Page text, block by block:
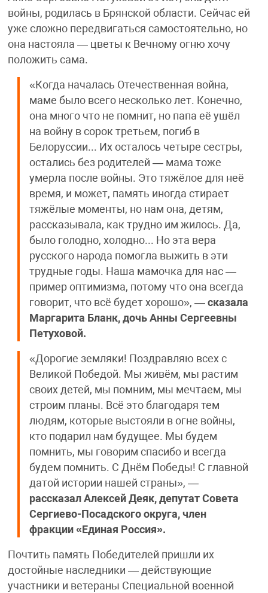
войны, родилась в Брянской области. Сейчас ей
уже сложно передвигаться самостоятельно, но
она настояла — цветы к Вечному огню хочу
положить сама.
«Когда началась Отечественная война,
маме было всего несколько лет. Конечно,
она много что не помнит, но папа её ушёл
на войну в сорок третьем, погиб в
Белоруссии... Их осталось четыре сестры,
остались без родителей — мама тоже
умерла после войны. Это тяжёлое для неё
время, и может, память иногда стирает
тяжёлые моменты, но нам она, детям,
рассказывала, как трудно им жилось. Да,
было голодно, холодно... Но эта вера
русского народа помогла выжить в эти
трудные годы. Наша мамочка для нас —
пример оптимизма, потому что она всегда
говорит, что всё будет хорошо», — сказала
Маргарита Бланк, дочь Анны Сергеевны
Петуховой.
«Дорогие земляки! Поздравляю всех с
Великой Победой. Мы живём, мы растим
своих детей, мы помним, мы мечтаем, мы
строим планы. Всё это благодаря тем
людям, которые выстояли в огне войны,
кто подарил нам будущее. Мы будем
помнить, мы говорим спасибо и всегда
будем помнить. С Днём Победы! С главной
датой истории нашей страны», —
рассказал Алексей Деяк, депутат Совета
Сергиево-Посадского округа, член
фракции «Единая Россия».
Почтить память Победителей пришли их
достойные наследники — действующие
участники и ветераны Специальной военной